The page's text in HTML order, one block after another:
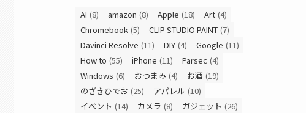
AI (8) amazon (8) Apple (18) Art (4)
Chromebook (5) CLIP STUDIO PAINT (7)
Davinci Resolve (11) DIY (4) Google (11)
How to (55) iPhone (11) Parsec (4)
Windows (6) おつまみ (4) お酒 (19)
のざきひでお (25) アパレル (10)
イベント (14) カメラ (8) ガジェット (26)